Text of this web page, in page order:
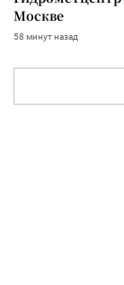
Москве
58 минут назад